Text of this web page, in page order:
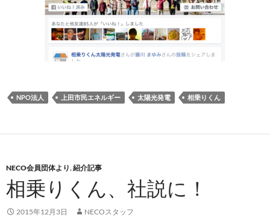
NPO法人 上田市民エネルギー 太陽光発電 相乗りくん
NECO会員団体より,紹介記事
相乗りくん、社説に！
2015年12月3日 NECOスタッフ